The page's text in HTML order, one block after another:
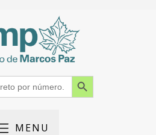
Search Button
MENU